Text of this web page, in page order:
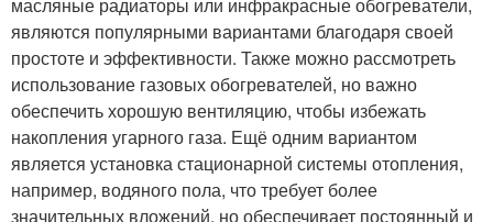
являются популярными вариантами благодаря своей
простоте и эффективности. Также можно рассмотреть
использование газовых обогревателей, но важно
обеспечить хорошую вентиляцию, чтобы избежать
накопления угарного газа. Ещё одним вариантом
является установка стационарной системы отопления,
например, водяного пола, что требует более
значительных вложений, но обеспечивает постоянный и